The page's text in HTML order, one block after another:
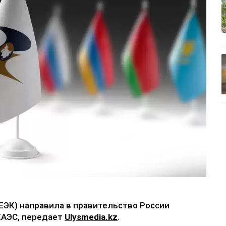
направила в правительство России
передает Ulysmedia.kz.